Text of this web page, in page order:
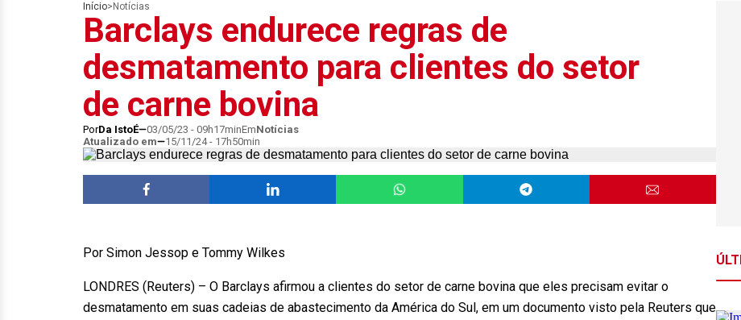
Início> Notícias
Barclays endurece regras de
desmatamento para clientes do setor
de carne bovina
PorDa IstoÉ 03/05/23 - 09h17minEmNotícias
Atualizado em
15/11/24 - 17h50min
Por Simon Jessop e Tommy Wilkes
LONDRES (Reuters) – O Barclays afirmou a clientes do setor de carne bovina que eles precisam evitar o
desmatamento em suas cadeias de abastecimento da América do Sul, em um documento visto pela Reuters que